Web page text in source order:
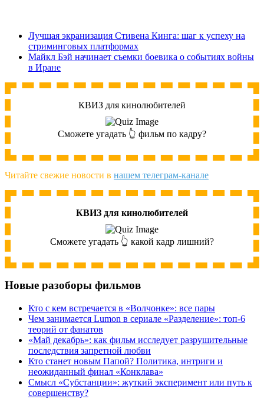
Лучшая экранизация Стивена Кинга: шаг к успеху на
стриминговых платформах
Майкл Бэй начинает съемки боевика о событиях войны
в Иране
КВИЗ для кинолюбителей
Сможете угадать 👆 фильм по кадру?
Читайте свежие новости в нашем телеграм-канале
КВИЗ для кинолюбителей
Сможете угадать 👆 какой кадр лишний?
Новые разоборы фильмов
Кто с кем встречается в «Волчонке»: все пары
Чем занимается Lumon в сериале «Разделение»: топ-6
теорий от фанатов
«Май декабрь»: как фильм исследует разрушительные
последствия запретной любви
Кто станет новым Папой? Политика, интриги и
неожиданный финал «Конклава»
Cмысл «Субстанции»: жуткий эксперимент или путь к
совершенству?